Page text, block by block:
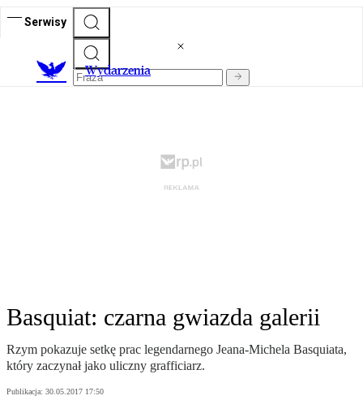
Serwisy
Wydarzenia
Basquiat: czarna gwiazda galerii
Rzym pokazuje setkę prac legendarnego Jeana-Michela Basquiata,
który zaczynał jako uliczny grafficiarz.
Publikacja: 30.05.2017 17:50